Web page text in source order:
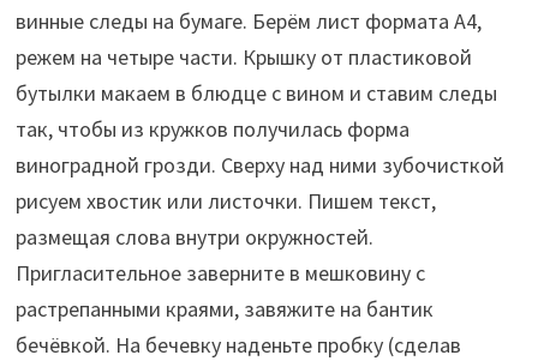
винные следы на бумаге. Берём лист формата А4,
режем на четыре части. Крышку от пластиковой
бутылки макаем в блюдце с вином и ставим следы
так, чтобы из кружков получилась форма
виноградной грозди. Сверху над ними зубочисткой
рисуем хвостик или листочки. Пишем текст,
размещая слова внутри окружностей.
Пригласительное заверните в мешковину с
растрепанными краями, завяжите на бантик
бечёвкой. На бечевку наденьте пробку (сделав